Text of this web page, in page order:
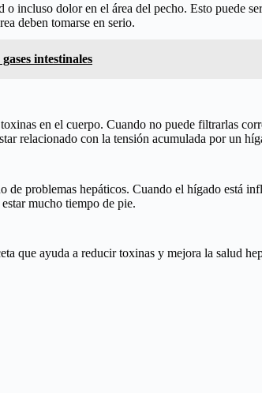
o incluso dolor en el área del pecho. Esto puede
deben tomarse en serio.
intestinales
en el cuerpo. Cuando no puede filtrarlas
relacionado con la tensión acumulada por un
problemas hepáticos. Cuando el hígado está
mucho tiempo de pie.
que ayuda a reducir toxinas y mejora la salud